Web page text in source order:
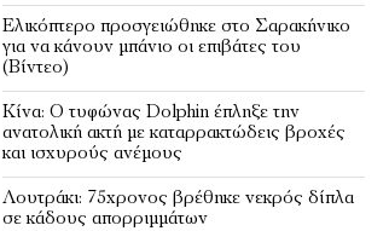
Ελικόπτερο προσγειώθηκε στο Σαρακήνικο
για να κάνουν μπάνιο οι επιβάτες του
(Bίντεο)
Κίνα: Ο τυφώνας Dolphin έπληξε την
ανατολική ακτή με καταρρακτώδεις βροχές
και ισχυρούς ανέμους
Λουτράκι: 75χρονος βρέθηκε νεκρός δίπλα
σε κάδους απορριμμάτων